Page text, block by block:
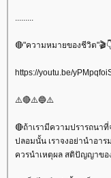
.........
🔴"ความหมายของชีวิต
https://youtu.be/
⚠️🔴⚠️🔵⚠️
🔴ถ้าเรามีความปรารถนา
ปลอมนั้น เราจงอย่านำอาร
ควรนำเหตุผล สติปัญญาขอ